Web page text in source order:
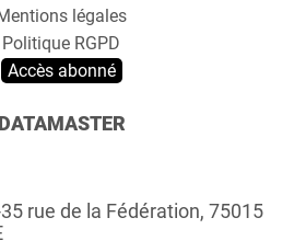
légales
Politique RGPD
Accès abonné
DATAMASTER
rue de la Fédération, 75015